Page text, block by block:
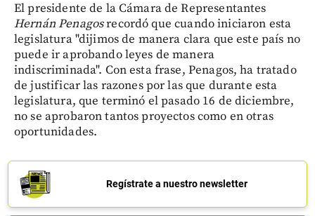
El presidente de la Cámara de Representantes
Hernán Penagosrecordó que cuando iniciaron esta
legislatura "dijimos de manera clara que este país no
puede ir aprobando leyes de manera
indiscriminada". Con esta frase, Penagos, ha tratado
de justificar las razones por las que durante esta
legislatura, que terminó el pasado 16 de diciembre,
no se aprobaron tantos proyectos como en otras
oportunidades.
Regístrate a nuestro newsletter